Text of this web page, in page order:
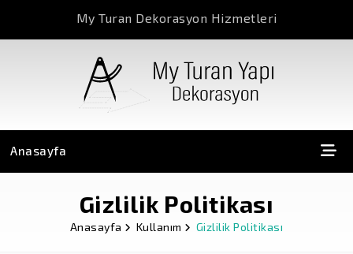
My Turan Dekorasyon Hizmetleri
Anasayfa
Gizlilik Politikası
Anasayfa Kullanım Gizlilik Politikası